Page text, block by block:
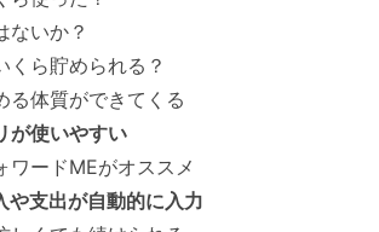
か？
められる？
質ができてくる
が使いやすい
ドMEがオススメ
や支出が自動的に入力